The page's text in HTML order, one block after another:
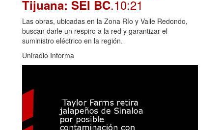
Tijuana: SEI BC.10:21
Las obras, ubicadas en la Zona Río y Valle Redondo,
buscan darle un respiro a la red y garantizar el
suministro eléctrico en la región.
Uniradio Informa